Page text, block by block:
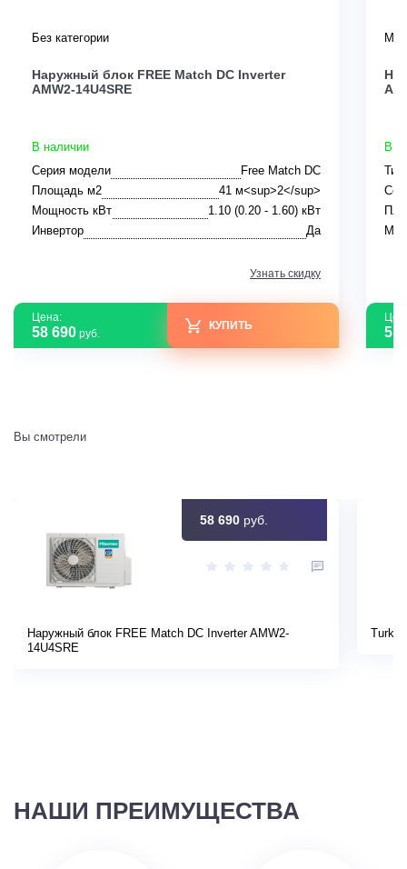
Без категории
Наружный блок FREE Match DC Inverter
AMW2-14U4SRE
В наличии
Серия модели
Free Match DC
Площадь м2
41 м<sup>2</sup>
Мощность кВт
1.10 (0.20 - 1.60) кВт
Инвертор
Да
Узнать скидку
Цена:
58 690 руб.
КУПИТЬ
В
Тип
51
Вы смотрели
58 690 руб.
Наружный блок FREE Match DC Inverter AMW2-
14U4SRE
НАШИ ПРЕИМУЩЕСТВА